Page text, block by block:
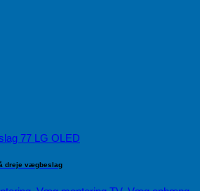
dreje vægbeslag